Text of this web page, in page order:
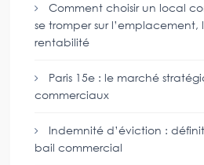
Comment choisir un local
se tromper sur l’emplacement,
rentabilité
Paris 15e : le marché
commerciaux
Indemnité d’éviction :
bail commercial